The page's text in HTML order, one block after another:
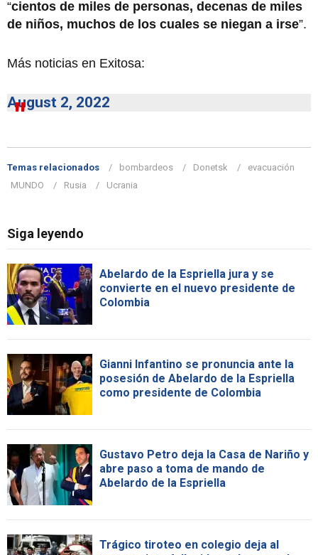
“cientos de miles de personas, decenas de miles
de niños, muchos de los cuales se niegan a irse”.
Más noticias en Exitosa:
August 2, 2022
Temas relacionados bombardeos Donetsk
evacuación
MUNDO
Rusia Ucrania
Siga leyendo
Abelardo de la Espriella jura y se
convierte en el nuevo presidente de
Colombia
Gianni Infantino se pronuncia ante la
posesión de Abelardo de la Espriella
como presidente de Colombia
Gustavo Petro deja la Casa de Nariño y
abre paso a toma de mando de
Abelardo de la Espriella
Trágico tiroteo en colegio deja al